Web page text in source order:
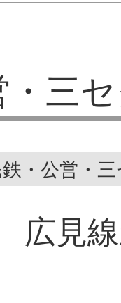
三
・公営・
広見